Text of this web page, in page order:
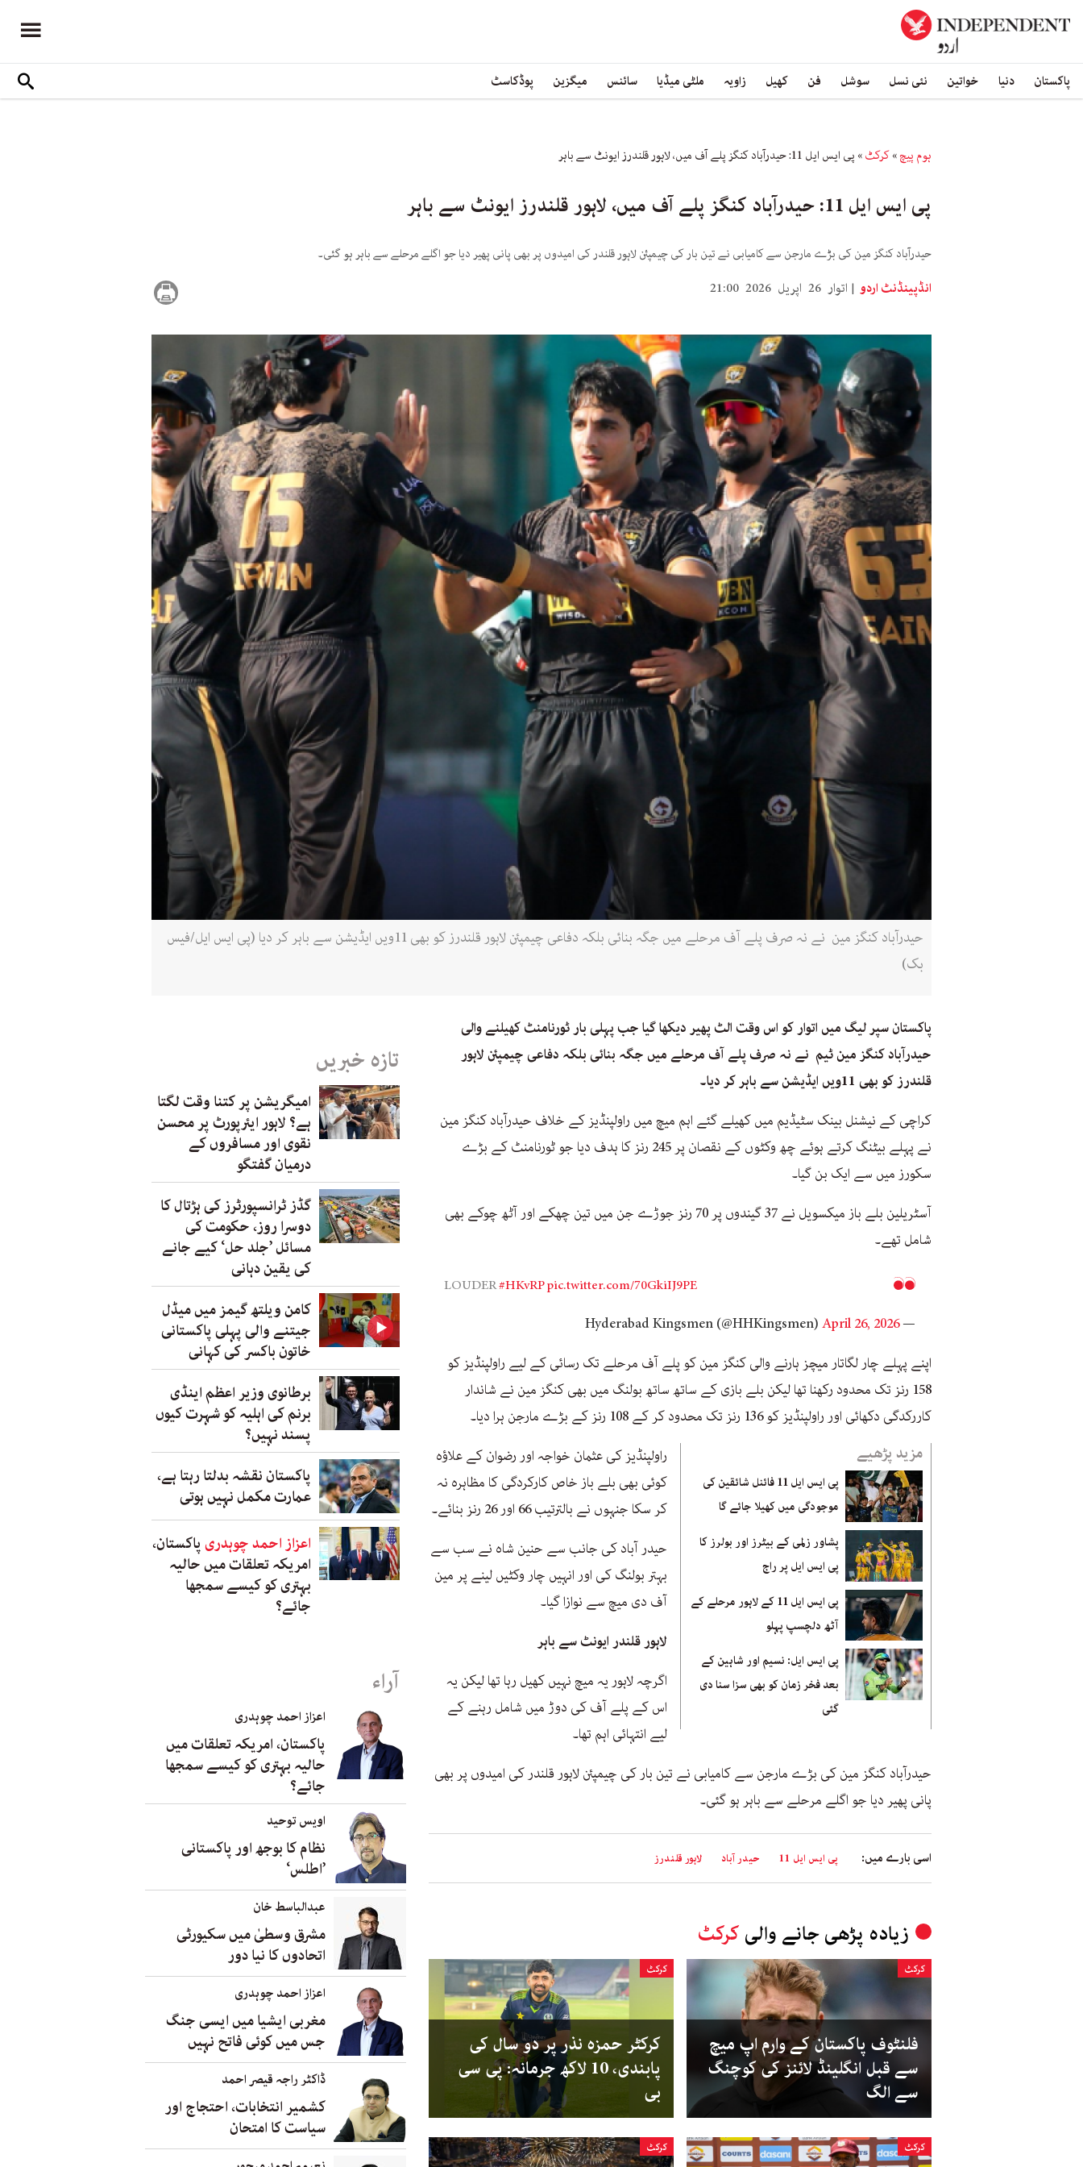
پاکستان دنیا خواتین نئی نسل سوشل فن کھیل زاویہ ملٹی میڈیا سائنس میگزین پوڈکاسٹ
ہوم پیچ»کرکٹ» پی ایس ایل 11: حیدرآباد کنگز پلے آف میں، لاہور قلندرز ایونٹ سے باہر
پی ایس ایل 11: حیدرآباد کنگز پلے آف میں، لاہور قلندرز ایونٹ سے باہر
حیدرآباد کنگز مین کی بڑے مارجن سے کامیابی نے تین بار کی چیمپئن لاہور قلندر کی امیدوں پر بھی پانی پھیر دیا جو اگلے مرحلے سے باہر ہو گئی۔
انڈپینڈنٹ اردو اتوار 26 اپریل 2026 21:00
حیدرآباد کنگز مین نے نہ صرف پلے آف مرحلے میں جگہ بنائی بلکہ دفاعی چیمپئن لاہور قلندرز کو بھی 11ویں ایڈیشن سے باہر کر دیا (پی ایس ایل/فیس
بک)
پاکستان سپر لیگ میں اتوار کو اس وقت الٹ پھیر دیکھا گیا جب پہلی بار ٹورنامنٹ کھیلنے والی
حیدرآباد کنگز مین ٹیم نے نہ صرف پلے آف مرحلے میں جگہ بنائی بلکہ دفاعی چیمپئن لاہور
قلندرز کو بھی 11ویں ایڈیشن سے باہر کر دیا۔
کراچی کے نیشنل بینک سٹیڈیم میں کھیلے گئے اہم میچ میں راولپنڈیز کے خلاف حیدرآباد کنگز مین
نے پہلے بیٹنگ کرتے ہوئے چھ وکٹوں کے نقصان پر 245 رنز کا ہدف دیا جو ٹورنامنٹ کے بڑے
سکورز میں سے ایک بن گیا۔
آسٹریلین بلے باز میکسویل نے 37 گیندوں پر 70 رنز جوڑے جن میں تین چھکے اور آٹھ چوکے بھی
شامل تھے۔
LOUDER#HKvRPpic.twitter.com/70GkiIJ9PE
— Hyderabad Kingsmen (@HHKingsmen)
April 26, 2026
اپنے پہلے چار لگاتار میچز ہارنے والی کنگز مین کو پلے آف مرحلے تک رسائی کے لیے راولپنڈیز کو
158 رنز تک محدود رکھنا تھا لیکن بلے بازی کے ساتھ ساتھ بولنگ میں بھی کنگز مین نے شاندار
کاررکدگی دکھائی اور راولپنڈیز کو 136 رنز تک محدود کر کے 108 رنز کے بڑے مارجن ہرا دیا۔
مزید پڑھیے
پی ایس ایل 11 فائنل شائقین کی
موجودگی میں کھیلا جائے گا
پشاور زلمی کے بیٹرز اور بولرز کا
پی ایس ایل پر راج
پی ایس ایل 11 کے لاہور مرحلے کے
آٹھ دلچسپ پہلو
پی ایس ایل: نسیم اور شاہین کے
بعد فخر زمان کو بھی سزا سنا دی
گئی
راولپنڈیز کی عثمان خواجہ اور رضوان کے علاؤہ
کوئی بھی بلے باز خاص کارکردگی کا مظاہرہ نہ
کر سکا جنہوں نے بالترتیب 66 اور 26 رنز بنائے۔
حیدر آباد کی جانب سے حنین شاہ نے سب سے
بہتر بولنگ کی اور انہیں چار وکٹیں لینے پر مین
آف دی میچ سے نوازا گیا۔
لاہور قلندر ایونٹ سے باہر
اگرچہ لاہور یہ میچ نہیں کھیل رہا تھا لیکن یہ
اس کے پلے آف کی دوڑ میں شامل رہنے کے
لیے انتہائی اہم تھا۔
حیدرآباد کنگز مین کی بڑے مارجن سے کامیابی نے تین بار کی چیمپئن لاہور قلندر کی امیدوں پر بھی
پانی پھیر دیا جو اگلے مرحلے سے باہر ہو گئی۔
اسی بارے میں: پی ایس ایل 11 حیدر آباد لاہور قلندرز
زیادہ پڑھی جانے والی کرکٹ
کرکٹ
فلنٹوف پاکستان کے وارم اپ میچ
سے قبل انگلینڈ لائنز کی کوچنگ
سے الگ
کرکٹ
کرکٹر حمزہ نذر پر دو سال کی
پابندی، 10 لاکھ جرمانہ: پی سی
بی
کرکٹ کرکٹ
تازہ خبریں
امیگریشن پر کتنا وقت لگتا
ہے؟ لاہور ایئرپورٹ پر محسن
نقوی اور مسافروں کے
درمیان گفتگو
گڈز ٹرانسپورٹرز کی ہڑتال کا
دوسرا روز، حکومت کی
مسائل ’جلد حل‘ کیے جانے
کی یقین دہانی
کامن ویلتھ گیمز میں میڈل
جیتنے والی پہلی پاکستانی
خاتون باکسر کی کہانی
برطانوی وزیر اعظم اینڈی
برنم کی اہلیہ کو شہرت کیوں
پسند نہیں؟
پاکستان نقشہ بدلتا رہتا ہے،
عمارت مکمل نہیں ہوتی
اعزاز احمد چوہدری پاکستان،
امریکہ تعلقات میں حالیہ
بہتری کو کیسے سمجھا
جائے؟
آراء
اعزاز احمد چوہدری
پاکستان، امریکہ تعلقات میں
حالیہ بہتری کو کیسے سمجھا
جائے؟
اویس توحید
نظام کا بوجھ اور پاکستانی
’اطلس‘
عبدالباسط خان
مشرق وسطیٰ میں سکیورٹی
اتحادوں کا نیا دور
اعزاز احمد چوہدری
مغربی ایشیا میں ایسی جنگ
جس میں کوئی فاتح نہیں
ڈاکٹر راجہ قیصر احمد
کشمیر انتخابات، احتجاج اور
سیاست کا امتحان